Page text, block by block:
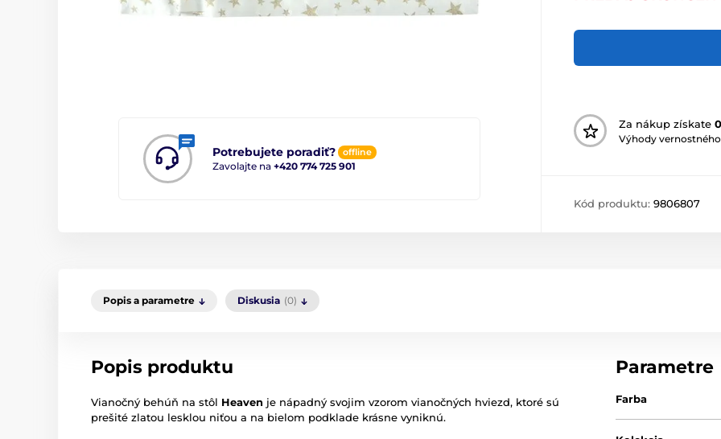
Potrebujete poradiť? offline
Zavolajte na +420 774 725 901
Za nákup získate
Výhody
Kód produktu: 9806807
Popis a parametre Diskusia (0)
Popis produktu
Vianočný behúň na stôl Heaven je nápadný svojim vzorom vianočných hviezd, ktoré sú
prešité zlatou lesklou niťou a na bielom podklade krásne vyniknú.
Parametre
Farba